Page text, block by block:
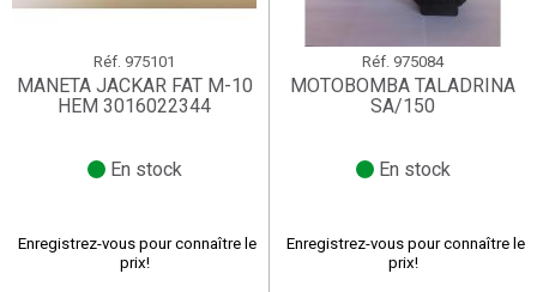
Réf. 975101
MANETA JACKAR FAT M-10
HEM 3016022344
En stock
Enregistrez-vous pour connaître le
prix!
Réf. 975084
MOTOBOMBA TALADRINA
SA/150
En stock
Enregistrez-vous pour connaître le
prix!